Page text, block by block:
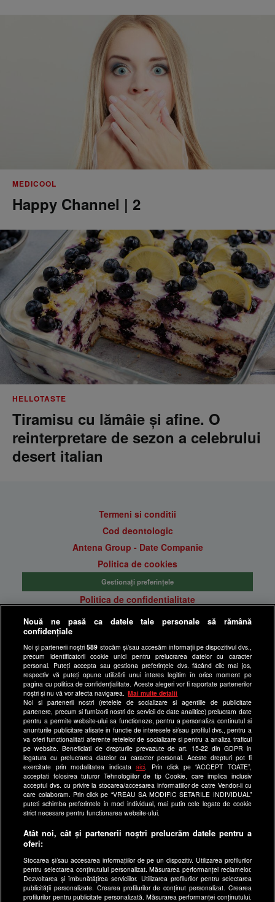
MEDICOOL
Happy Channel | 2
HELLOTASTE
Tiramisu cu lămâie și afine. O
reinterpretare de sezon a celebrului
desert italian
Termeni si conditii
Cod deontologic
Antena Group - Date Companie
Politica de cookies
Gestionați preferințele
Politica de confidentialitate
Anunturi gratuite pe Lajumate.ro
Program Happy Channel
Echipa editorială
Site-uri Antena Group
a1.ro
antenastars.ro
as.ro
catine.ro
chefi.ro
deparinti.ro
medicool.ro
spynews.ro
useit.ro
retetefeldefel.ro
zutv.ro
Nouă ne pasă ca datele tale personale să rămână
confidențiale
Noi și partenerii noștri589 stocăm și/sau accesăm informații pe dispozitivul dvs.,
precum identificatorii cookie unici pentru prelucrarea datelor cu caracter
personal. Puteți accepta sau gestiona preferințele dvs. făcând clic mai jos,
respectiv vă puteți opune utilizării unui interes legitim în orice moment pe
pagina cu politica de confidențialitate. Aceste alegeri vor fi raportate partenerilor
noștri și nu vă vor afecta navigarea.
Mai multe detalii
Noi si partenerii nostri (retelele de socializare si agentiile de publicitate
partenere, precum si furnizorii nostri de servicii de date analitice) prelucram date
pentru a permite website-ului sa functioneze, pentru a personaliza continutul si
anunturile publicitare afisate in functie de interesele si/sau profilul dvs., pentru a
va oferi functionalitati aferente retelelor de socializare si pentru a analiza traficul
pe website. Beneficiati de drepturile prevazute de art. 15-22 din GDPR in
legatura cu prelucrarea datelor cu caracter personal. Aceste drepturi pot fi
exercitate prin modalitatea indicataaici . Prin click pe “ACCEPT TOATE”,
acceptati folosirea tuturor Tehnologiilor de tip Cookie, care implica inclusiv
acceptul dvs. cu privire la stocarea/accesarea informatiilor de catre Vendor-ii cu
care colaboram. Prin click pe “VREAU SA MODIFIC SETARILE INDIVIDUAL”
puteti schimba preferintele in mod individual, mai putin cele legate de cookie
strict necesare pentru functionarea website-ului.
Atât noi, cât și partenerii noștri prelucrăm datele pentru a
oferi:
Stocarea și/sau accesarea informațiilor de pe un dispozitiv. Utilizarea profilurilor
pentru selectarea conținutului personalizat. Măsurarea performanței reclamelor.
Dezvoltarea și îmbunătățirea serviciilor. Utilizarea profilurilor pentru selectarea
publicității personalizate. Crearea profilurilor de conținut personalizat. Crearea
profilurilor pentru publicitate personalizată. Măsurarea performanței conținutului.